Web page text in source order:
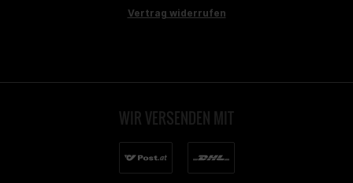
Vertrag widerrufen
WIR VERSENDEN MIT